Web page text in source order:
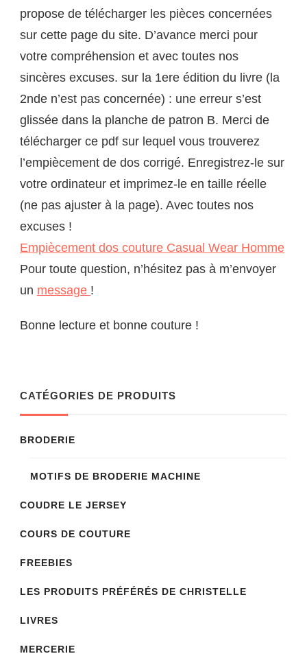
propose de télécharger les pièces concernées
sur cette page du site. D’avance merci pour
votre compréhension et avec toutes nos
sincères excuses. sur la 1ere édition du livre (la
2nde n’est pas concernée) : une erreur s’est
glissée dans la planche de patron B. Merci de
télécharger ce pdf sur lequel vous trouverez
l’empiècement de dos corrigé. Enregistrez-le sur
votre ordinateur et imprimez-le en taille réelle
(ne pas ajuster à la page). Avec toutes nos
excuses !
Empiècement dos couture Casual Wear Homme
Pour toute question, n’hésitez pas à m’envoyer
un message !
Bonne lecture et bonne couture !
CATÉGORIES DE PRODUITS
BRODERIE
MOTIFS DE BRODERIE MACHINE
COUDRE LE JERSEY
COURS DE COUTURE
FREEBIES
LES PRODUITS PRÉFÉRÉS DE CHRISTELLE
LIVRES
MERCERIE